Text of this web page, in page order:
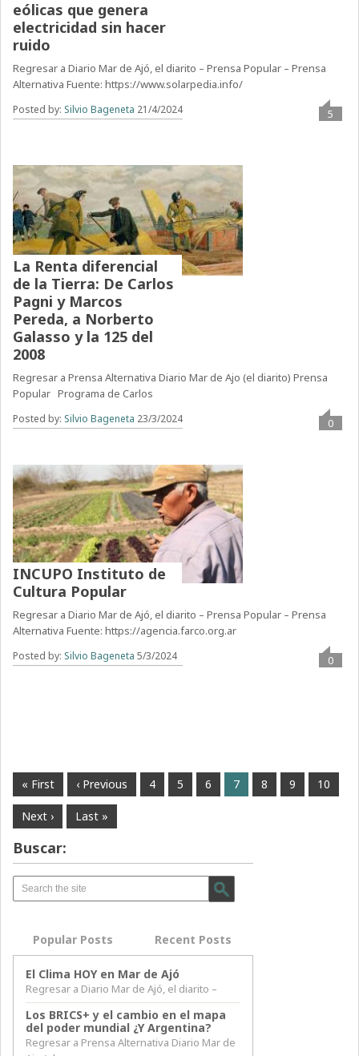
eólicas que genera
electricidad sin hacer
ruido
Regresar a Diario Mar de Ajó, el diarito – Prensa Popular – Prensa
Alternativa Fuente: https://www.solarpedia.info/
Posted by: Silvio Bageneta 21/4/2024 5
La Renta diferencial
de la Tierra: De Carlos
Pagni y Marcos
Pereda, a Norberto
Galasso y la 125 del
2008
Regresar a Prensa Alternativa Diario Mar de Ajo (el diarito) Prensa
Popular Programa de Carlos
Posted by: Silvio Bageneta 23/3/2024 0
INCUPO Instituto de
Cultura Popular
Regresar a Diario Mar de Ajó, el diarito – Prensa Popular – Prensa
Alternativa Fuente: https://agencia.farco.org.ar
Posted by: Silvio Bageneta 5/3/2024 0
« First ‹ Previous 4 5 6 7 8 9 10
Next › Last »
Buscar:
Popular Posts Recent Posts
El Clima HOY en Mar de Ajó
Regresar a Diario Mar de Ajó, el diarito –
Los BRICS+ y el cambio en el mapa
del poder mundial ¿Y Argentina?
Regresar a Prensa Alternativa Diario Mar de